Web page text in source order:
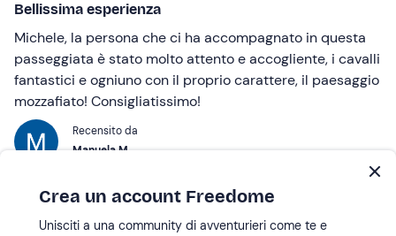
Bellissima esperienza
Michele, la persona che ci ha accompagnato in questa
passeggiata è stato molto attento e accogliente, i cavalli
fantastici e ogniuno con il proprio carattere, il paesaggio
mozzafiato! Consigliatissimo!
Recensito da
Manuela M.
degustazione
Crea un account Freedome
Unisciti a una community di avventurieri come te e